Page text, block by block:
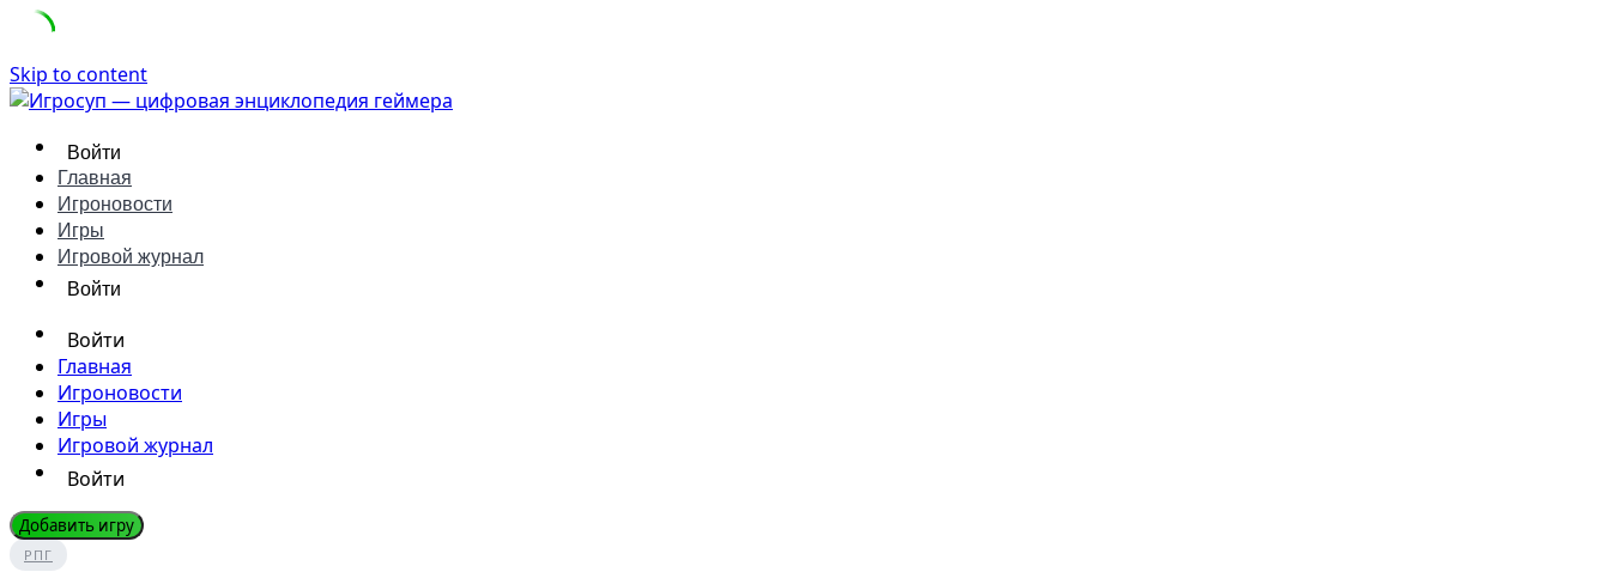
Skip to content
Войти
Главная
Игроновости
Игры
Игровой журнал
Войти
Войти
Главная
Игроновости
Игры
Игровой журнал
Войти
Добавить игру
РПГ